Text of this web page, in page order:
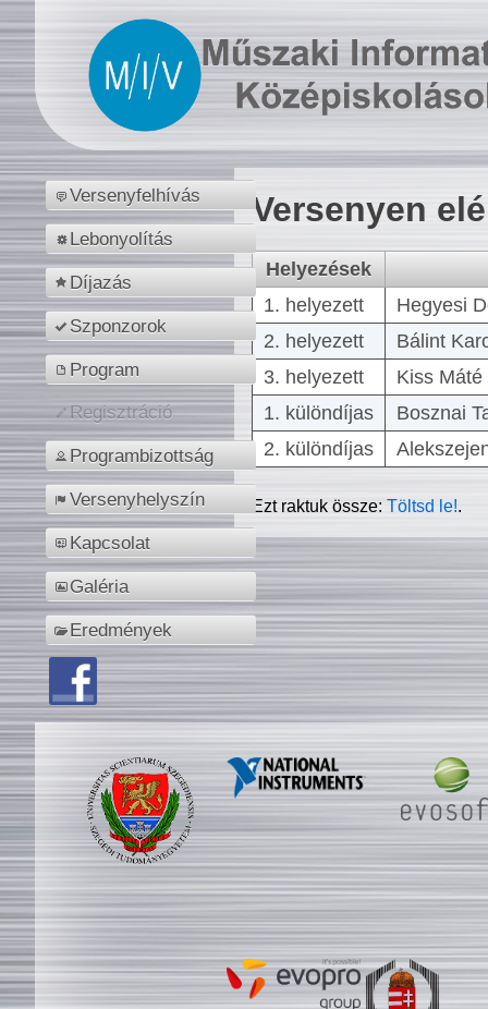
Versenyfelhívás
Lebonyolítás
Díjazás
Szponzorok
Program
Regisztráció
Programbizottság
Versenyhelyszín
Kapcsolat
Galéria
Eredmények
Versenyen
Helyezések
1. helyezett
Hegyesi
2. helyezett
Bálint
3. helyezett
Kiss
1. különdíjas
Bosznai
2. különdíjas
Ezt raktuk össze:Töltsd le!.